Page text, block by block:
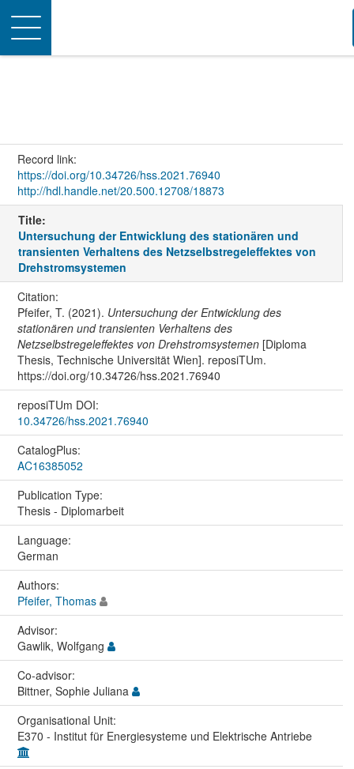
Toggle
navigation
Record link:
https://doi.org/10.34726/hss.2021.76940
http://hdl.handle.net/20.500.12708/18873
Title:
Untersuchung der Entwicklung des stationären und
transienten Verhaltens des Netzselbstregeleffektes von
Drehstromsystemen
Citation:
Pfeifer, T. (2021). Untersuchung der Entwicklung des
stationären und transienten Verhaltens des
Netzselbstregeleffektes von Drehstromsystemen[Diploma
Thesis, Technische Universität Wien]. reposiTUm.
https://doi.org/10.34726/hss.2021.76940
reposiTUm DOI:
10.34726/hss.2021.76940
CatalogPlus:
AC16385052
Publication Type:
Thesis - Diplomarbeit
Language:
German
Authors:
Pfeifer, Thomas
Advisor:
Gawlik, Wolfgang
Co-advisor:
Bittner, Sophie Juliana
Organisational Unit:
E370 - Institut für Energiesysteme und Elektrische Antriebe